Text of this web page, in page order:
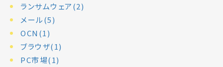
ランサムウェア(2)
メール(5)
OCN(1)
ブラウザ(1)
PC市場(1)